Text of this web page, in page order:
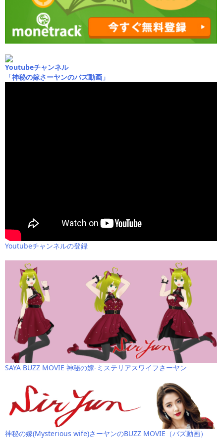
Youtubeチャンネル
「神秘の嫁さーヤンのバズ動画」
Youtubeチャンネルの登録
SAYA BUZZ MOVIE 神秘の嫁-ミステリアスワイフさーヤン
神秘の嫁(Mysterious wife)さーヤンのBUZZ MOVIE（バズ動画）